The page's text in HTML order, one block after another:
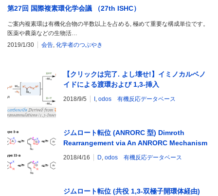
第27回 国際複素環化学会議 （27th ISHC）
ご案内複素環は有機化合物の半数以上を占める, 極めて重要な構成単位です。
医薬や農薬などの生物活…
2019/1/30
会告, 化学者のつぶやき
【クリックは完了. よし壊せ!】イミノカルベノ
イドによる渡環および 1,3-挿入
Iminocarbenoids Derived from Triazoles for
Transannulations/1,3-Insertions
2018/9/5 , odos 有機反応データベース
ジムロート転位 (ANRORC 型) Dimroth
Rearrangement via An ANRORC Mechanism
2018/4/16 D, odos 有機反応データベース
ジムロート転位 (共役 1,3-双極子開環体経由)